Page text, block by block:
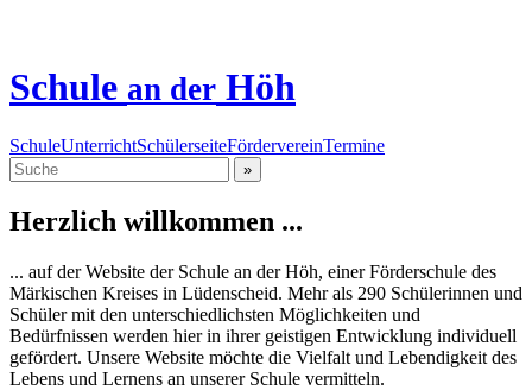
Schule an der Höh
SchuleUnterrichtSchülerseiteFördervereinTermine
»
Herzlich willkommen ...
... auf der Website der Schule an der Höh, einer Förderschule des
Märkischen Kreises in Lüdenscheid. Mehr als 290 Schülerinnen und
Schüler mit den unterschiedlichsten Möglichkeiten und
Bedürfnissen werden hier in ihrer geistigen Entwicklung individuell
gefördert. Unsere Website möchte die Vielfalt und Lebendigkeit des
Lebens und Lernens an unserer Schule vermitteln.